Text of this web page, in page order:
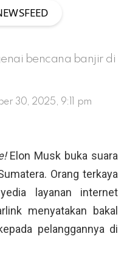
bencana banjir di
30, 2025, 9:11 pm
Elon Musk buka suara
Orang terkaya
layanan internet
menyatakan bakal
pelanggannya di